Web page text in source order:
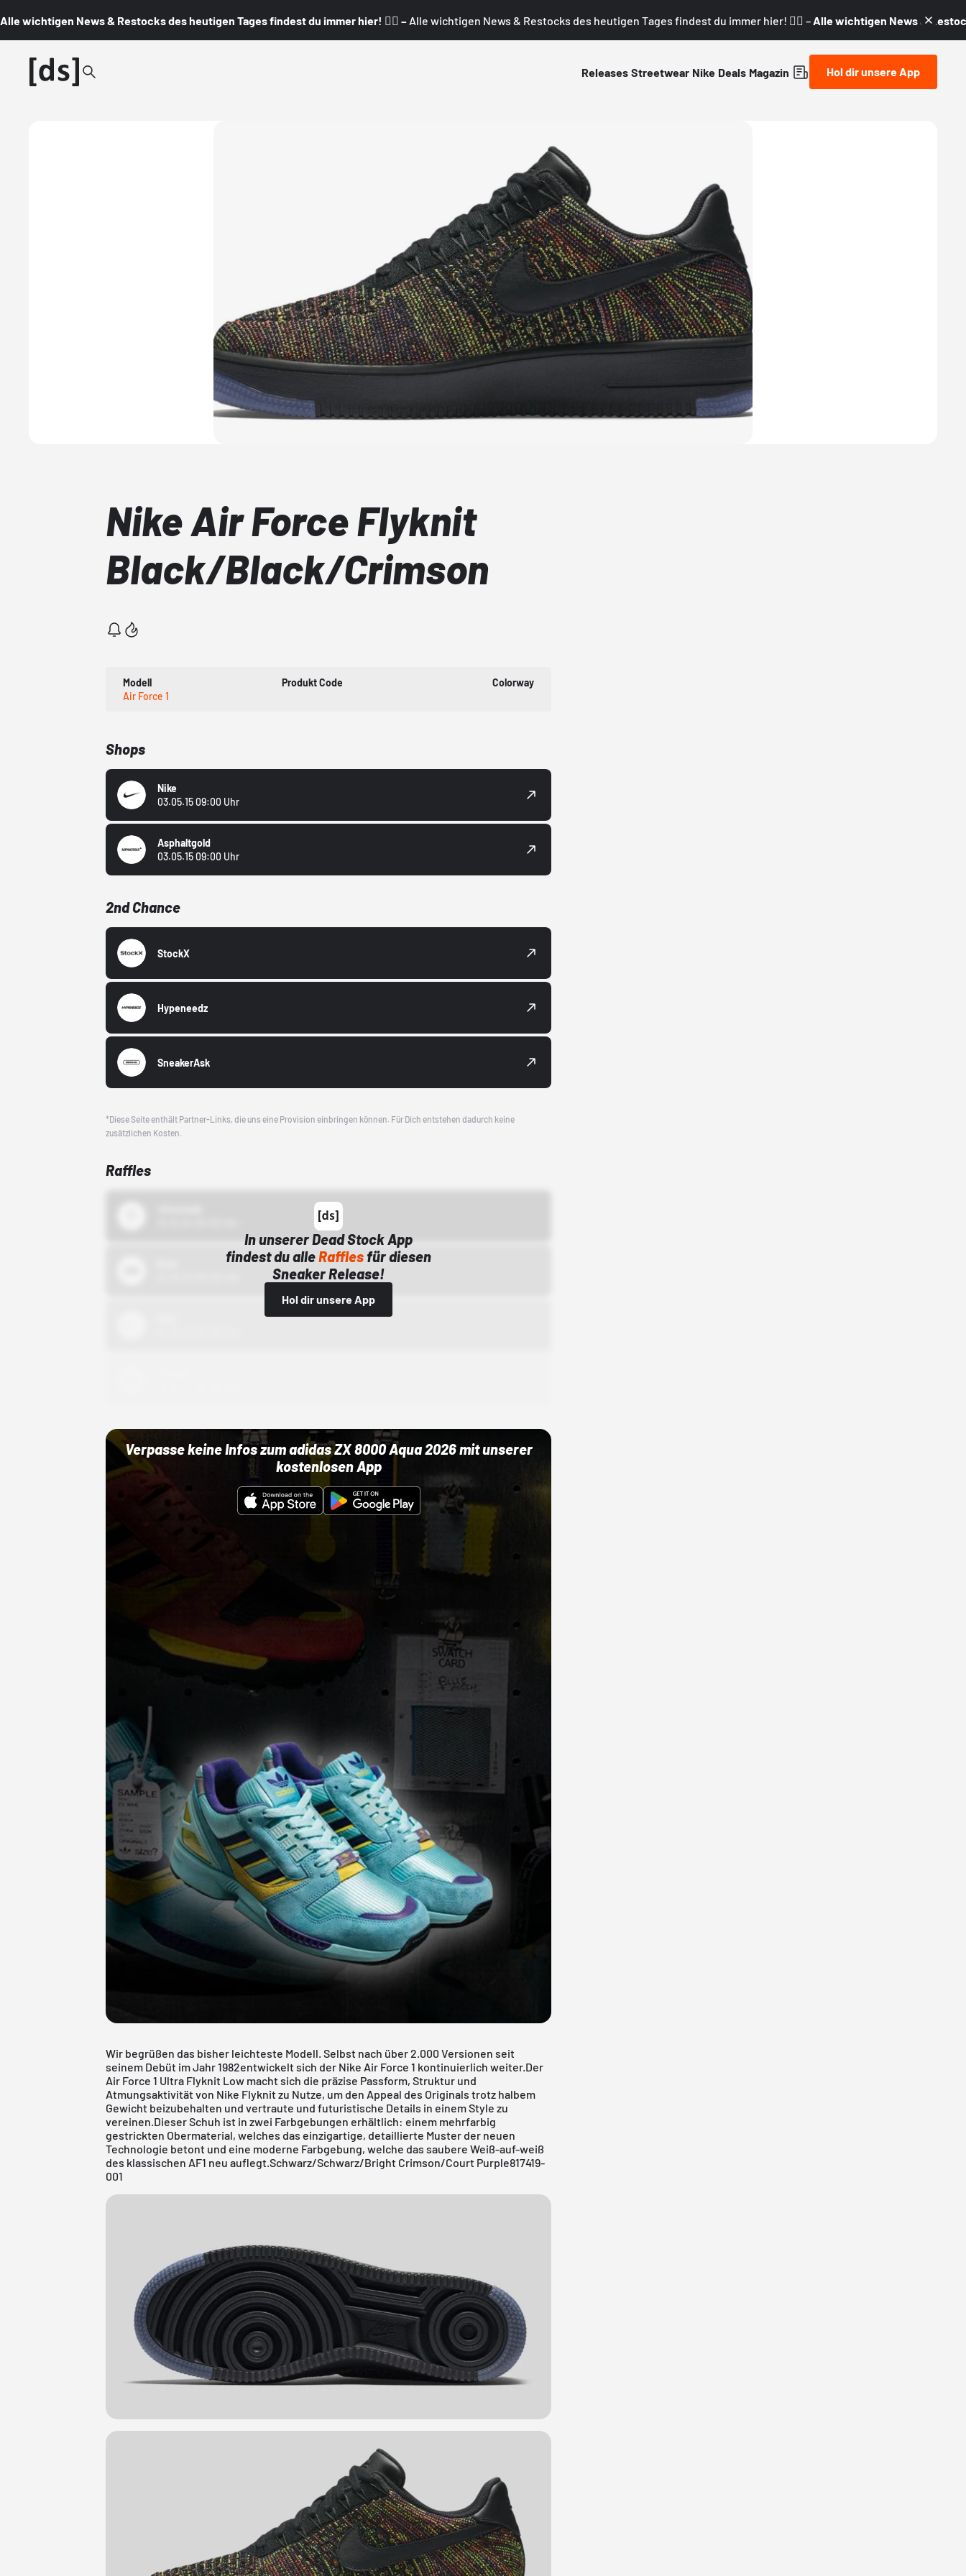
Alle wichtigen News & Restocks des heutigen Tages findest du immer hier! 👇🏼 – Alle wichtigen News & Restocks des heutigen Tages findest du immer hier! 👇🏼 – Alle wichtigen News &
Releases Streetwear Nike Deals Magazin Hol dir unsere App
Nike Air Force Flyknit
Black/Black/Crimson
Modell
Air Force 1
Produkt Code Colorway
Shops
Nike
03.05.15 09:00 Uhr
Asphaltgold
03.05.15 09:00 Uhr
2nd Chance
StockX
Hypeneedz
SneakerAsk
*Diese Seite enthält Partner-Links, die uns eine Provision einbringen können. Für Dich entstehen dadurch keine
zusätzlichen Kosten.
Raffles
In unserer Dead Stock App
findest du alleRaffles für diesen
Sneaker Release!
Hol dir unsere App
Verpasse keine Infos zum adidas ZX 8000 Aqua 2026 mit unserer
kostenlosen App
Wir begrüßen das bisher leichteste Modell. Selbst nach über 2.000 Versionen seit
seinem Debüt im Jahr 1982entwickelt sich der Nike Air Force 1 kontinuierlich weiter.Der
Air Force 1 Ultra Flyknit Low macht sich die präzise Passform, Struktur und
Atmungsaktivität von Nike Flyknit zu Nutze, um den Appeal des Originals trotz halbem
Gewicht beizubehalten und vertraute und futuristische Details in einem Style zu
vereinen.Dieser Schuh ist in zwei Farbgebungen erhältlich: einem mehrfarbig
gestrickten Obermaterial, welches das einzigartige, detaillierte Muster der neuen
Technologie betont und eine moderne Farbgebung, welche das saubere Weiß-auf-weiß
des klassischen AF1 neu auflegt.Schwarz/Schwarz/Bright Crimson/Court Purple817419-
001